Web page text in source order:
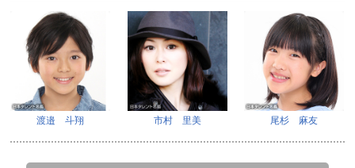
渡邉 斗翔 市村 里美 尾杉 麻友